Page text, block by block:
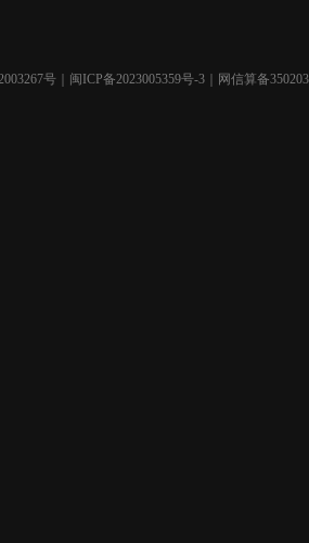
号 闽ICP备2023005359号-3 ｜网信算备